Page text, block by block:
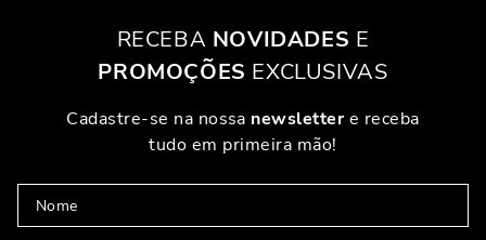
RECEBA NOVIDADES E
PROMOÇÕES EXCLUSIVAS
Cadastre-se na nossa newslettere receba
tudo em primeira mão!